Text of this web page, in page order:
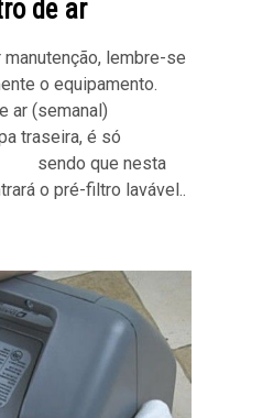
de ar
lembre-se
o equipamento.
ar (semanal)
traseira, é só
sendo que nesta
o pré-filtro lavável..